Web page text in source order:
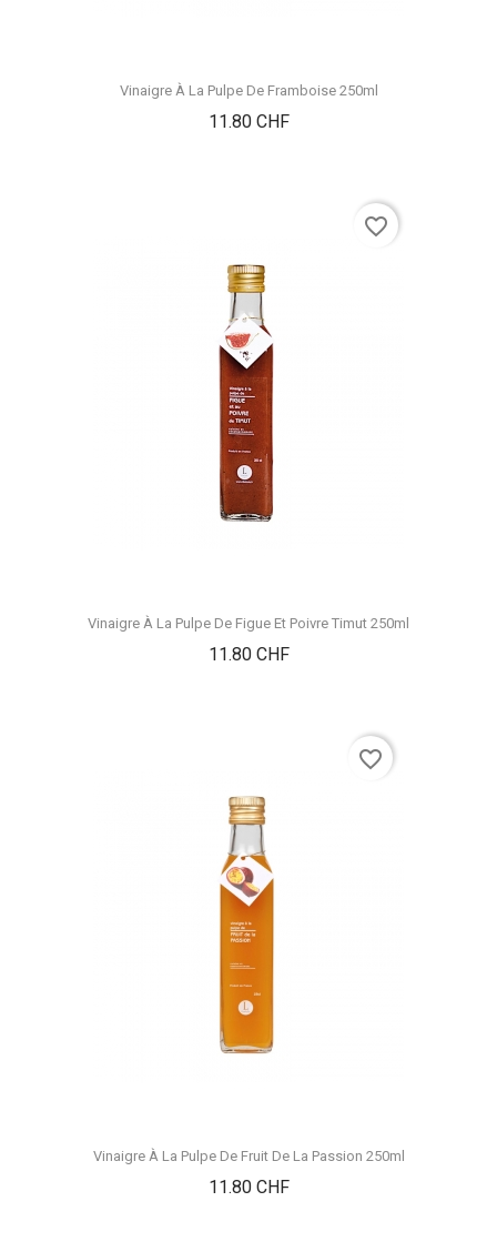
Vinaigre À La Pulpe De Framboise 250ml
11.80 CHFPrix
Vinaigre À La Pulpe De Figue Et Poivre Timut 250ml
11.80 CHFPrix
favorite_border
Vinaigre À La Pulpe De Fruit De La Passion 250ml
11.80 CHFPrix
favorite_border